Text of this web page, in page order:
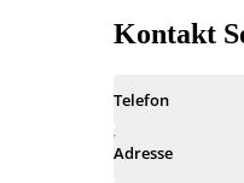
Kontakt
Telefon
Adresse